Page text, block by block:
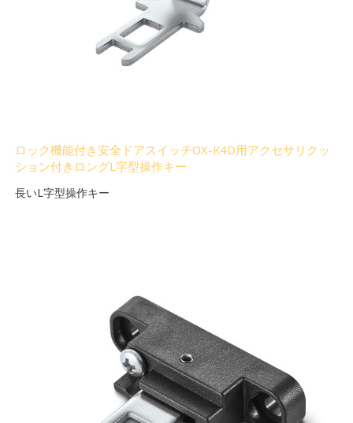
ロック機能付き安全ドアスイッチOX-K4D用アクセサリクッ
ション付きロングL字型操作キー
長いL字型操作キー